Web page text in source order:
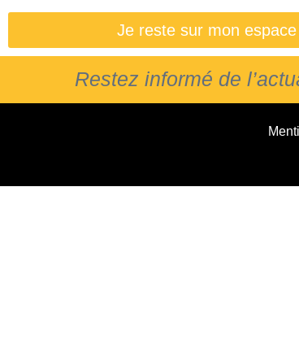
Je reste sur mon
Restez informé de